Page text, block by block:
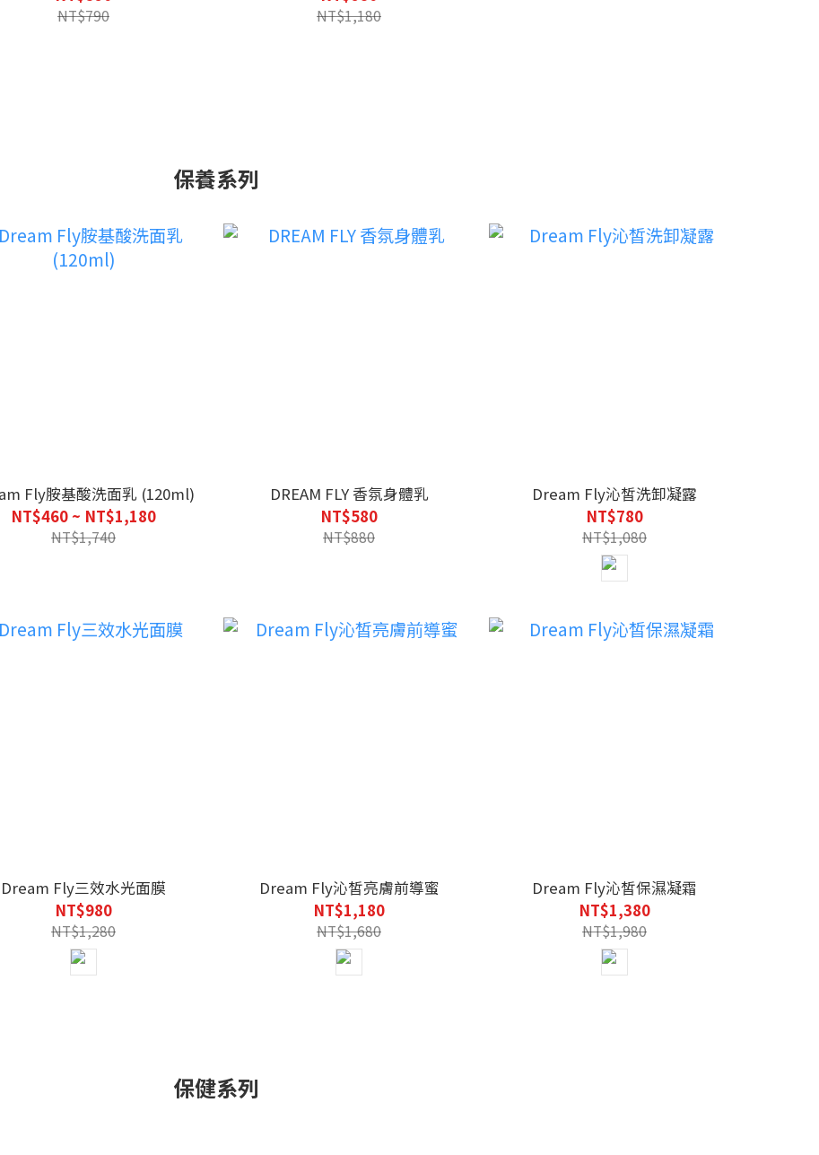
NT$790 NT$1,180
保養系列
Dream Fly胺基酸洗面乳 (120ml)
NT$460 ~ NT$1,180
NT$1,740
DREAM FLY 香氛身體乳
NT$580
NT$880
Dream Fly沁皙洗卸凝露
NT$780
NT$1,080
Dream Fly三效水光面膜
NT$980
NT$1,280
Dream Fly沁皙亮膚前導蜜
NT$1,180
NT$1,680
Dream Fly沁皙保濕凝霜
NT$1,380
NT$1,980
保健系列